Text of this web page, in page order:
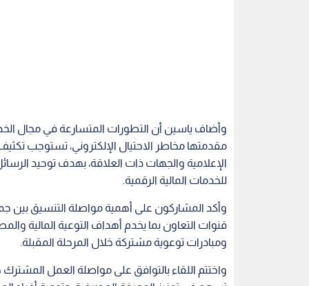
وأضاف ياسين أن التطورات المتسارعة في مجال
مقدمتها مخاطر الاحتيال الإلكتروني، تستوجب
الإعلامية والجهات ذات العلاقة، بهدف توحيد
للخدمات المالية الرقمية.
وأكد المشاركون على أهمية مواصلة التنسيق بين
قنوات التعاون بما يخدم أهداف التوعية المالية
ومبادرات توعوية مشتركة خلال المرحلة المقبلة.
واختتم اللقاء بالتوافق على مواصلة العمل المشترك